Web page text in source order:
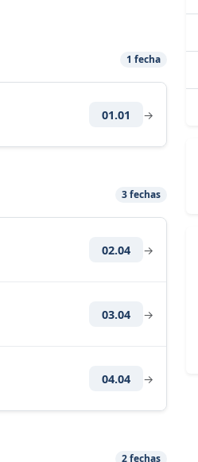
1 fecha
01.01 →
3 fechas
02.04 →
03.04 →
04.04 →
2 fechas